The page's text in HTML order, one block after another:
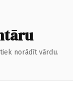
norādīt vārdu.